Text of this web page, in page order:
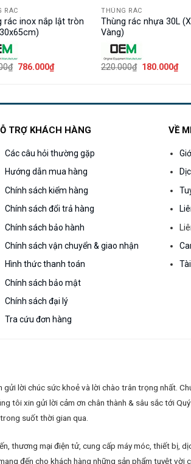
RÁC
rác inox nắp lật tròn
₫ Giá
786.000₫Giá
hiện
786.000₫.
THÙNG RÁC
Thùng rác nhựa 30L
Vàng)
220.000₫ Giá
180.000₫Giá
hiện
TRỢ KHÁCH HÀNG
Các câu hỏi thường gặp
Hướng dẫn mua hàng
Chính sách kiểm hàng
Chính sách đổi trả hàng
Chính sách bảo hành
Chính sách vận chuyển & giao nhận
Hình thức thanh toán
Chính sách bảo mật
Chính sách đại lý
Tra cứu đơn hàng
VỀ
lời chúc sức khoẻ và lời chào trân trọng nhất.
tôi xin gửi lời cảm ơn chân thành & sâu sắc tới Quý
suốt thời gian qua.
thương mại điện tử, cung cấp máy móc, thiết bị,
đến cho khách hàng những sản phẩm tuyệt vời